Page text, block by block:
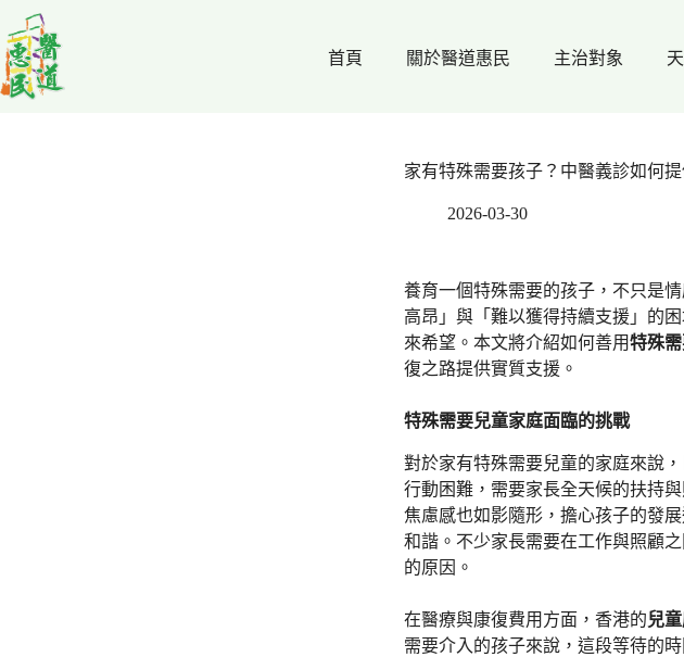
至
主
要
首頁 關於醫道惠民 主治對象
家有特殊需要孩子？中醫義診如何
2026-03-30
養育一個特殊需要的孩子，不只是
高昂」與「難以獲得持續支援」的
來希望。本文將介紹如何善用特殊
復之路提供實質支援。
特殊需要兒童家庭面臨的挑戰
對於家有特殊需要兒童的家庭來說
行動困難，需要家長全天候的扶持
焦慮感也如影隨形，擔心孩子的發
和諧。不少家長需要在工作與照顧
的原因。
在醫療與康復費用方面，香港的兒
需要介入的孩子來說，這段等待的